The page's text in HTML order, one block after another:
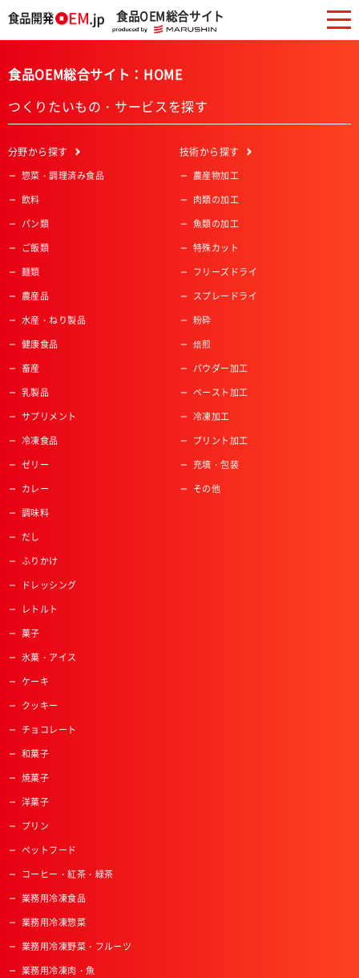
食品OEM総合サイト
食品OEM総合サイト：HOME
つくりたいもの・サービスを探す
分野から探す
惣菜・調理済み食品
飲料
パン類
ご飯類
麺類
農産品
水産・ねり製品
健康食品
畜産
乳製品
サプリメント
冷凍食品
ゼリー
カレー
調味料
だし
ふりかけ
ドレッシング
レトルト
菓子
氷菓・アイス
ケーキ
クッキー
チョコレート
和菓子
焼菓子
洋菓子
プリン
ペットフード
コーヒー・紅茶・緑茶
業務用冷凍食品
業務用冷凍惣菜
業務用冷凍野菜・フルーツ
業務用冷凍肉・魚
技術から探す
農産物加工
肉類の加工
魚類の加工
特殊カット
フリーズドライ
スプレードライ
粉砕
焙煎
パウダー加工
ペースト加工
冷凍加工
プリント加工
充填・包装
その他